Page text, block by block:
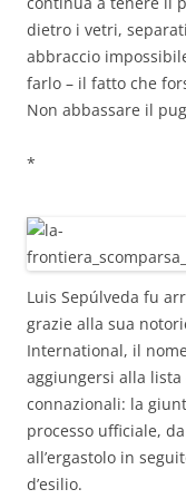
dietro i vetri,
abbraccio
farlo – il fatto che
Non abbassare il
*
Luis Sepúlveda fu
grazie alla sua
International, il
aggiungersi alla
connazionali: la
processo ufficiale,
all’ergastolo in
d’esilio.